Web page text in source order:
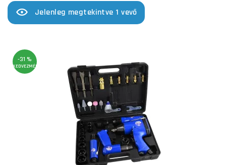
Jelenleg megtekintve 1 vevő
-31 %
KEDVEZMÉNY